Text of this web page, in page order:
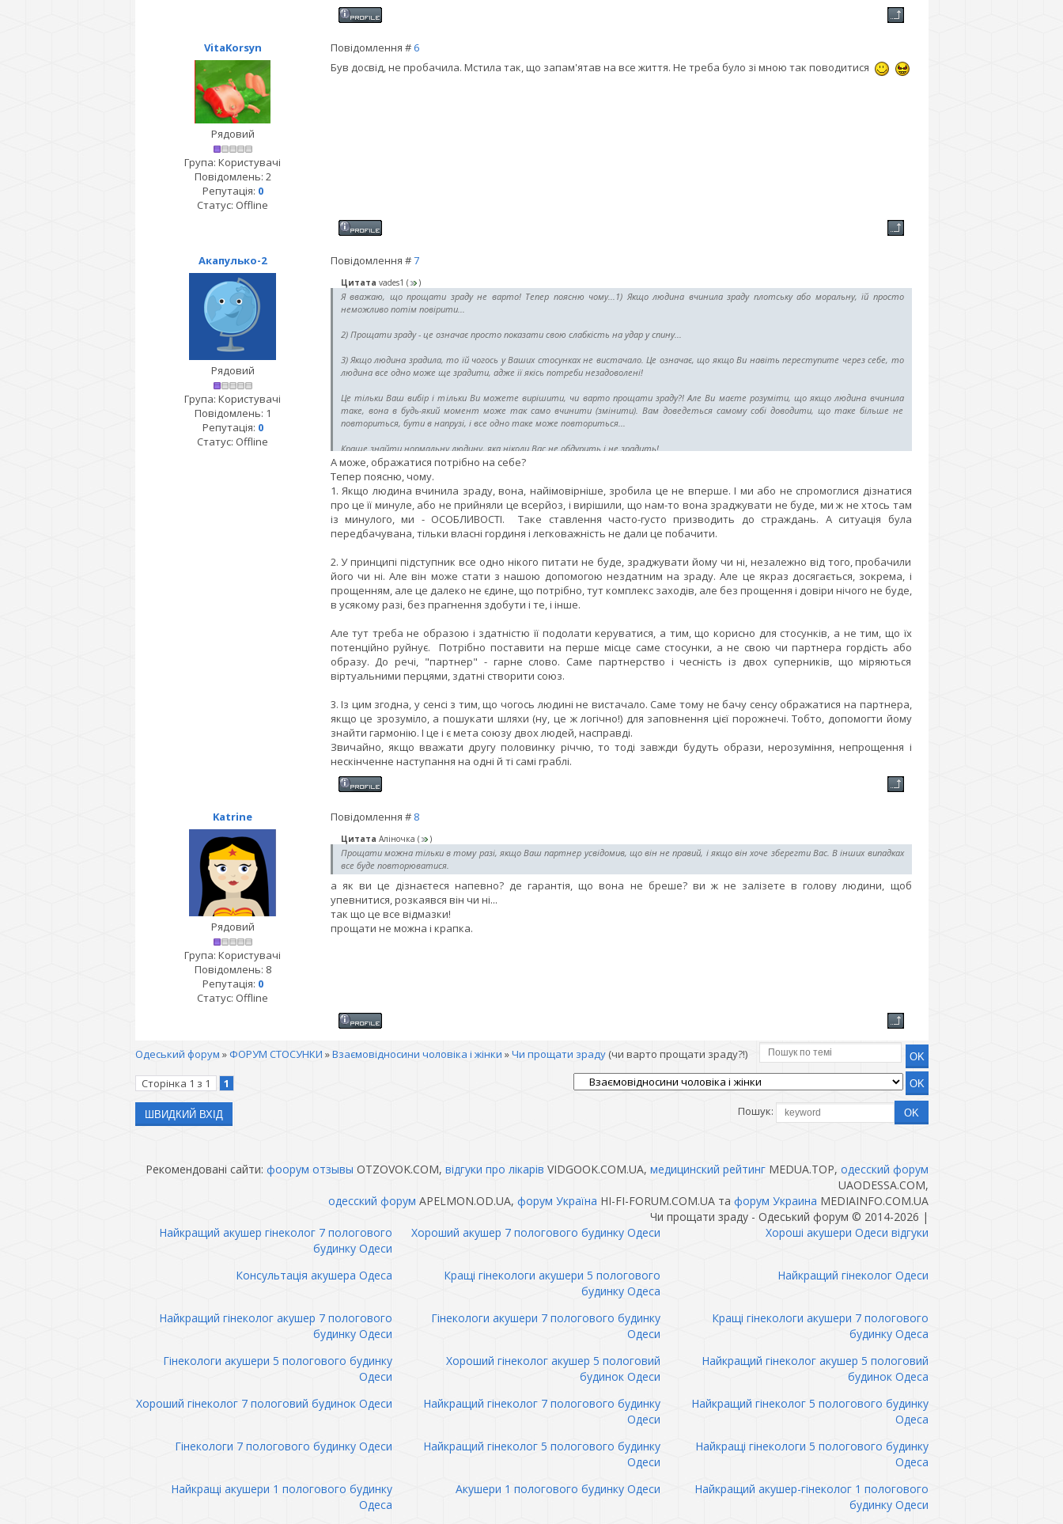
VitaKorsyn Повідомлення # 6
Рядовий
Група: Користувачі
Повідомлень: 2
Репутація: 0
Статус: Offline
Був досвід, не пробачила. Мстила так, що запам'ятав на все життя. Не треба було зі мною так поводитися
Акапулько-2 Повідомлення #7
Рядовий
Група: Користувачі
Повідомлень: 1
Репутація: 0
Статус: Offline
Цитата vades1 ( )
Я вважаю, що прощати зраду не варто! Тепер поясню чому...1) Якщо людина вчинила зраду плотську або моральну, їй просто
неможливо потім повірити...
2) Прощати зраду - це означає просто показати свою слабкість на удар у спину...
3) Якщо людина зрадила, то їй чогось у Ваших стосунках не вистачало. Це означає, що якщо Ви навіть переступите через себе, то
людина все одно може ще зрадити, адже її якісь потреби незадоволені!
Це тільки Ваш вибір і тільки Ви можете вирішити, чи варто прощати зраду?! Але Ви маєте розуміти, що якщо людина вчинила
таке, вона в будь-який момент може так само вчинити (змінити). Вам доведеться самому собі доводити, що таке більше не
повториться, бути в напрузі, і все одно таке може повториться...
Краще знайти нормальну людину, яка ніколи Вас не обдурить і не зрадить!
А може, ображатися потрібно на себе?
Тепер поясню, чому.
1. Якщо людина вчинила зраду, вона, найімовірніше, зробила це не вперше. І ми або не спромоглися дізнатися
про це її минуле, або не прийняли це всерйоз, і вирішили, що нам-то вона зраджувати не буде, ми ж не хтось там
із минулого, ми - ОСОБЛИВОСТІ. Таке ставлення часто-густо призводить до страждань. А ситуація була
передбачувана, тільки власні гординя і легковажність не дали це побачити.
2. У принципі підступник все одно нікого питати не буде, зраджувати йому чи ні, незалежно від того, пробачили
його чи ні. Але він може стати з нашою допомогою нездатним на зраду. Але це якраз досягається, зокрема, і
прощенням, але це далеко не єдине, що потрібно, тут комплекс заходів, але без прощення і довіри нічого не буде,
в усякому разі, без прагнення здобути і те, і інше.
Але тут треба не образою і здатністю її подолати керуватися, а тим, що корисно для стосунків, а не тим, що їх
потенційно руйнує. Потрібно поставити на перше місце саме стосунки, а не свою чи партнера гордість або
образу. До речі, "партнер" - гарне слово. Саме партнерство і чесність із двох суперників, що міряються
віртуальними перцями, здатні створити союз.
3. Із цим згодна, у сенсі з тим, що чогось людині не вистачало. Саме тому не бачу сенсу ображатися на партнера,
якщо це зрозуміло, а пошукати шляхи (ну, це ж логічно!) для заповнення цієї порожнечі. Тобто, допомогти йому
знайти гармонію. І це і є мета союзу двох людей, насправді.
Звичайно, якщо вважати другу половинку річчю, то тоді завжди будуть образи, нерозуміння, непрощення і
нескінченне наступання на одні й ті самі граблі.
Katrine Повідомлення # 8
Рядовий
Група: Користувачі
Повідомлень: 8
Репутація: 0
Статус: Offline
Цитата Аліночка ( )
Прощати можна тільки в тому разі, якщо Ваш партнер усвідомив, що він не правий, і якщо він хоче зберегти Вас. В інших випадках
все буде повторюватися.
а як ви це дізнаєтеся напевно? де гарантія, що вона не бреше? ви ж не залізете в голову людини, щоб
упевнитися, розкаявся він чи ні...
так що це все відмазки!
прощати не можна і крапка.
Одеський форум »ФОРУМ СТОСУНКИ »Взаємовідносини чоловіка і жінки »Чи прощати зраду(чи варто прощати зраду?!)
Сторінка 1 з 1
1
Пошук:
Рекомендовані сайти: фоорум отзывы OTZOVOK.COM, відгуки про лікарів VIDGOOK.COM.UA, медицинский рейтингMEDUA.TOP, одесский форум
UAODESSA.COM,
одесский форум APELMON.OD.UA, форум Україна HI-FI-FORUM.COM.UA та форум Украина MEDIAINFO.COM.UA
Чи прощати зраду - Одеський форум © 2014-2026 |
Найкращий акушер гінеколог 7 пологового
будинку Одеси
Хороший акушер 7 пологового будинку Одеси Хороші акушери Одеси відгуки
Консультація акушера Одеса
Кращі гінекологи акушери 5 пологового
будинку Одеса
Найкращий гінеколог Одеси
Найкращий гінеколог акушер 7 пологового
будинку Одеси
Гінекологи акушери 7 пологового будинку
Одеси
Кращі гінекологи акушери 7 пологового
будинку Одеса
Гінекологи акушери 5 пологового будинку
Одеси
Хороший гінеколог акушер 5 пологовий
будинок Одеси
Найкращий гінеколог акушер 5 пологовий
будинок Одеса
Хороший гінеколог 7 пологовий будинок Одеси
Найкращий гінеколог 7 пологового будинку
Одеси
Найкращий гінеколог 5 пологового будинку
Одеса
Гінекологи 7 пологового будинку Одеси
Найкращий гінеколог 5 пологового будинку
Одеси
Найкращі гінекологи 5 пологового будинку
Одеса
Найкращі акушери 1 пологового будинку
Одеса
Акушери 1 пологового будинку Одеси
Найкращий акушер-гінеколог 1 пологового
будинку Одеси